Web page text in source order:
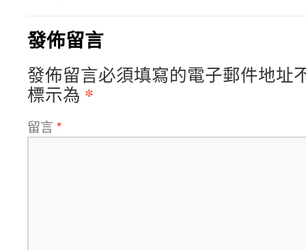
發佈留言
發佈留言必須填寫的電子郵件地址
標示為 *
留言 *